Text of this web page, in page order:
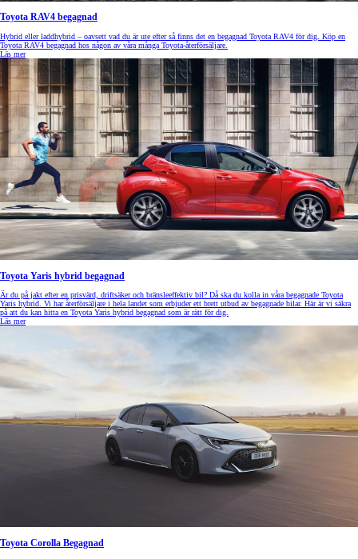
Toyota RAV4 begagnad
Hybrid eller laddhybrid – oavsett vad du är ute efter så finns det en begagnad Toyota RAV4 för dig. Köp en
Toyota RAV4 begagnad hos någon av våra många Toyota-återförsäljare.
Läs mer
Toyota Yaris hybrid begagnad
Är du på jakt efter en prisvärd, driftsäker och bränsleeffektiv bil? Då ska du kolla in våra begagnade Toyota
Yaris hybrid. Vi har återförsäljare i hela landet som erbjuder ett brett utbud av begagnade bilar. Här är vi säkra
på att du kan hitta en Toyota Yaris hybrid begagnad som är rätt för dig.
Läs mer
Toyota Corolla Begagnad